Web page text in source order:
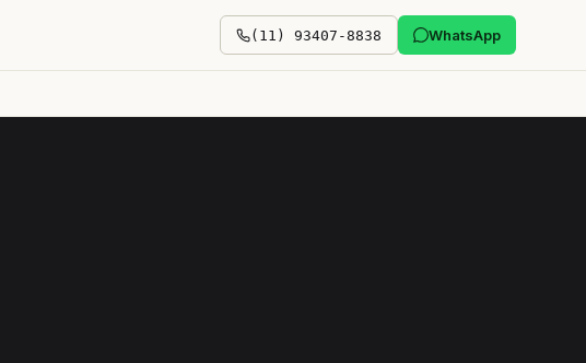
(11) 93407-8838 WhatsApp